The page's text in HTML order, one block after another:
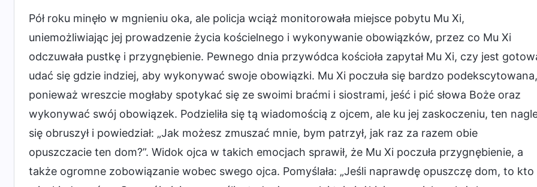
Pół roku minęło w mgnieniu oka, ale policja wciąż monitorowała miejsce pobytu Mu Xi,
uniemożliwiając jej prowadzenie życia kościelnego i wykonywanie obowiązków, przez co Mu Xi
odczuwała pustkę i przygnębienie. Pewnego dnia przywódca kościoła zapytał Mu Xi, czy jest
udać się gdzie indziej, aby wykonywać swoje obowiązki. Mu Xi poczuła się bardzo podekscytowana,
ponieważ wreszcie mogłaby spotykać się ze swoimi braćmi i siostrami, jeść i pić słowa Boże oraz
wykonywać swój obowiązek. Podzieliła się tą wiadomością z ojcem, ale ku jej zaskoczeniu, ten
się obruszył i powiedział: „Jak możesz zmuszać mnie, bym patrzył, jak raz za razem obie
opuszczacie ten dom?”. Widok ojca w takich emocjach sprawił, że Mu Xi poczuła przygnębienie, a
także ogromne zobowiązanie wobec swego ojca. Pomyślała: „Jeśli naprawdę opuszczę dom, to kto